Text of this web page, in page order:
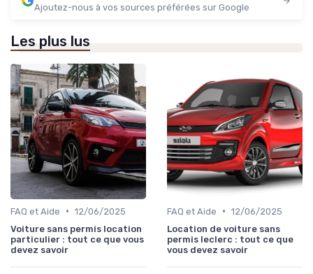
Ajoutez-nous à vos sources préférées sur Google
Les plus lus
FAQ et Aide • 12/06/2025
Voiture sans permis location
particulier : tout ce que vous
devez savoir
FAQ et Aide • 12/06/2025
Location de voiture sans
permis leclerc : tout ce que
vous devez savoir